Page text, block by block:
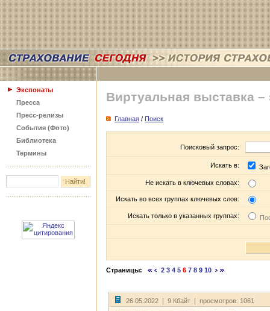
Экспонаты
Пресса
Пресс-релизы
События (Фото)
Библиотека
Термины
Виртуальная выставка –
Главная / Поиск
Поисковый запрос:
Искать в:
Не искать в ключевых словах:
Искать во всех группах ключевых слов:
Искать только в указанных группах:
Страницы: 2 3 4 5 6 7 8 9 10
26.05.2022 | 9 Кбайт | просмотров: 1061